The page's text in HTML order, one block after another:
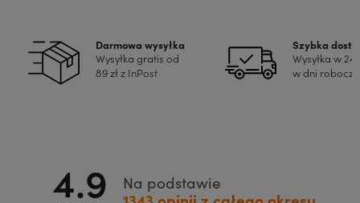
Darmowa wysyłka
Wysyłka gratis od
89 zł z InPost
Szybka
Wysyłka w
w dni robocze
4.9
Na podstawie